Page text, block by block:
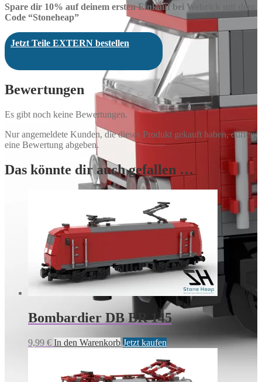
Spare dir 10% auf deinem ersten Einkauf bei Webrick mit dem
Code “Stoneheap”
Jetzt Teile EXTERN bestellen
Bewertungen
Es gibt noch keine Bewertungen.
Nur angemeldete Kunden, die dieses Produkt gekauft haben, dürfen
eine Bewertung abgeben.
Das könnte dir auch gefallen …
Bombardier DB BR 145
9,99 € In den Warenkorb Jetzt kaufen